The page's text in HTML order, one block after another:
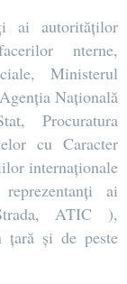
ai autorităților
nterne,
Ministerul
Națională
Procuratura
cu Caracter
internaționale
ai
ATIC ),
țară și de peste